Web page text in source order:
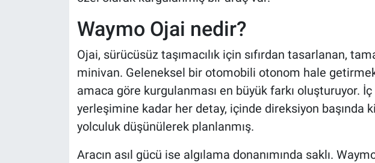
Waymo Ojai nedir?
Ojai, sürücüsüz taşımacılık için sıfırdan tasarlanan,
minivan. Geleneksel bir otomobili otonom hale
amaca göre kurgulanması en büyük farkı oluşturuyor.
yerleşimine kadar her detay, içinde direksiyon başında
yolculuk düşünülerek planlanmış.
Aracın asıl gücü ise algılama donanımında saklı.